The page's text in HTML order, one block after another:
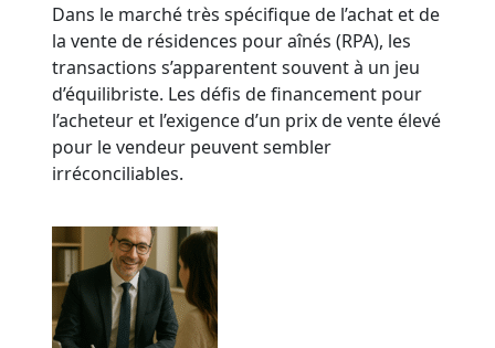
Dans le marché très spécifique de l’achat et de
la vente de résidences pour aînés (RPA), les
transactions s’apparentent souvent à un jeu
d’équilibriste. Les défis de financement pour
l’acheteur et l’exigence d’un prix de vente élevé
pour le vendeur peuvent sembler
irréconciliables.